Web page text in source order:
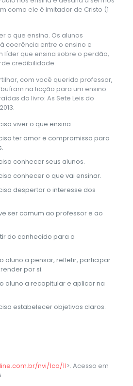
como ele é imitador de Cristo (1
o que ensina. Os alunos
coerência entre o ensino e
líder que ensina sobre o perdão,
credibilidade.
com você querido professor,
na ficção para um ensino
do livro: As Sete Leis do
viver o que ensina.
ter amor e compromisso para
conhecer seus alunos.
conhecer o que vai ensinar.
despertar o interesse dos
ser comum ao professor e ao
do conhecido para o
aluno a pensar, refletir, participar
por si.
aluno a recapitular e aplicar na
estabelecer objetivos claros.
nvi/1co/11>. Acesso em